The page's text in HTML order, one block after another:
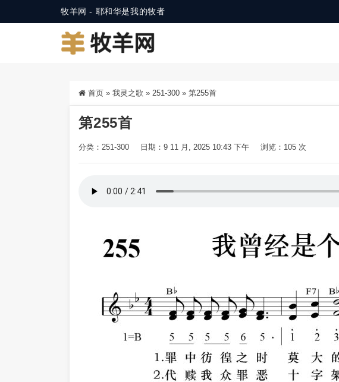
牧羊网 - 耶和华是我的牧者
首页 » 我灵之歌 » 251-300 » 第255首
第255首
分类： 251-300 日期：9 11 月, 2025 10:43 下午 浏览：105 次